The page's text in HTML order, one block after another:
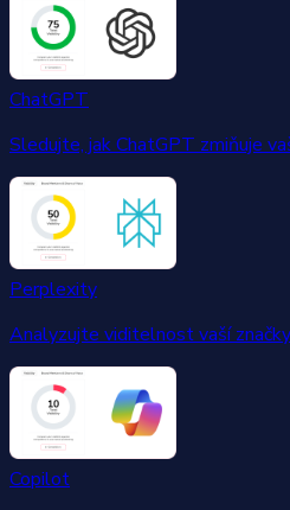
ChatGPT
Sledujte, jak ChatGPT zmiňuje
Perplexity
Analyzujte viditelnost vaší
Copilot